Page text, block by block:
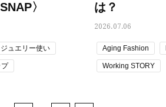
〉
ジュエリー使い
プ
読者スナップ
は？
2026.07.06
Aging Fashion
Working STORY